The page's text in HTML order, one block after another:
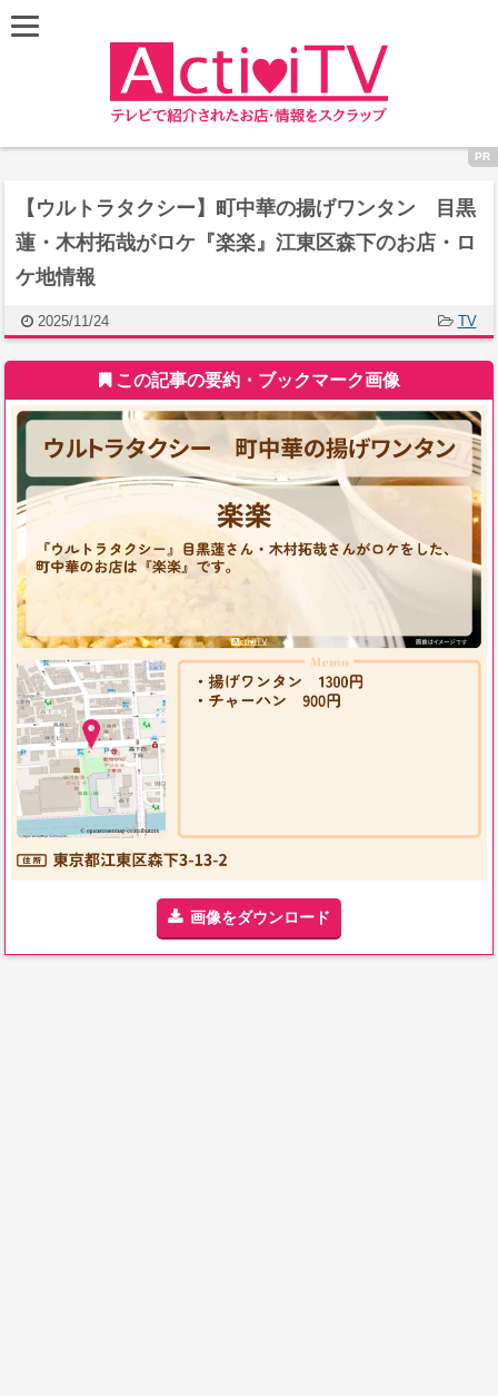
【ウルトラタクシー】町中華の揚げワンタン 目黒
蓮・木村拓哉がロケ『楽楽』江東区森下のお店・ロ
ケ地情報
2025/11/24 TV
この記事の要約・ブックマーク画像
画像をダウンロード